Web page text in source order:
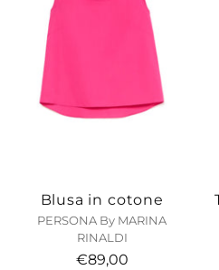
Blusa in cotone
PERSONA By MARINA
RINALDI
€89,00